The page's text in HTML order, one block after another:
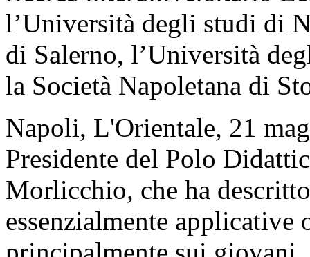
l’Università degli studi di
di Salerno, l’Università
la Società Napoletana di
Napoli, L'Orientale, 21
Presidente del Polo
Morlicchio, che ha
essenzialmente applicative